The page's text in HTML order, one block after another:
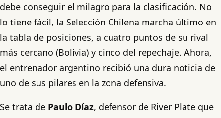
debe conseguir el milagro para la clasificación. No
lo tiene fácil, la Selección Chilena marcha último en
la tabla de posiciones, a cuatro puntos de su rival
más cercano (Bolivia) y cinco del repechaje. Ahora,
el entrenador argentino recibió una dura noticia de
uno de sus pilares en la zona defensiva.
Se trata de Paulo Díaz, defensor de River Plate que